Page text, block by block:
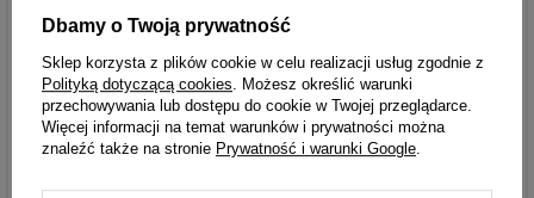
Wysokość w
centymetrach
28.00
Szerokość w
centymetrach
14.00
Dbamy o Twoją prywatność
Sklep korzysta z plików cookie w celu realizacji usług zgodnie z
Polityką dotyczącą cookies. Możesz określić warunki
przechowywania lub dostępu do cookie w Twojej przeglądarce.
Więcej informacji na temat warunków i prywatności można
znaleźć także na stronie Prywatność i warunki Google.